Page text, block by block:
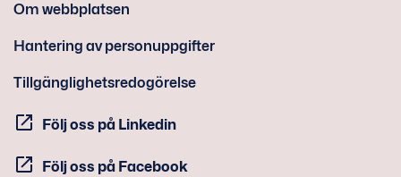
Om webbplatsen
Hantering av personuppgifter
Tillgänglighetsredogörelse
Följ oss på Linkedin
Följ oss på Facebook